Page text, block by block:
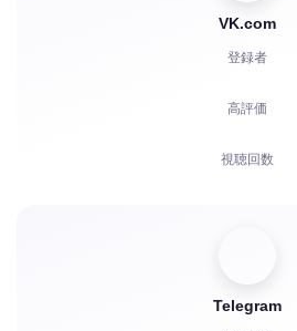
VK.com
登録者
高評価
視聴回数
再生回数
Telegram